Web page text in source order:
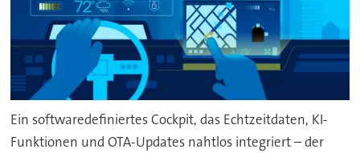
Ein softwaredefiniertes Cockpit, das Echtzeitdaten, KI-
Funktionen und OTA-Updates nahtlos integriert – der